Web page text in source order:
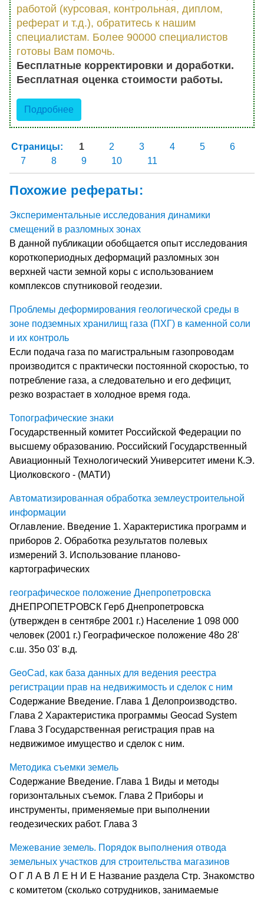
работой (курсовая, контрольная, диплом,
реферат и т.д.), обратитесь к нашим
специалистам. Более 90000 специалистов
готовы Вам помочь.
Бесплатные корректировки и доработки.
Бесплатная оценка стоимости работы.
Подробнее
Страницы: 1 2 3 4 5
6
7
8 9 10 11
Похожие рефераты:
Экспериментальные исследования динамики
смещений в разломных зонах
В данной публикации обобщается опыт исследования
короткопериодных деформаций разломных зон
верхней части земной коры с использованием
комплексов спутниковой геодезии.
Проблемы деформирования геологической среды в
зоне подземных хранилищ газа (ПХГ) в каменной соли
и их контроль
Если подача газа по магистральным газопроводам
производится с практически постоянной скоростью, то
потребление газа, а следовательно и его дефицит,
резко возрастает в холодное время года.
Топографические знаки
Государственный комитет Российской Федерации по
высшему образованию. Российский Государственный
Авиационный Технологический Университет имени К.Э.
Циолковского - (МАТИ)
Автоматизированная обработка землеустроительной
информации
Оглавление. Введение 1. Характеристика программ и
приборов 2. Обработка результатов полевых
измерений 3. Использование планово-
картографических
географическое положение Днепропетровска
ДНЕПРОПЕТРОВСК Герб Днепропетровска
(утвержден в сентябре 2001 г.) Население 1 098 000
человек (2001 г.) Географическое положение 48o 28'
с.ш. 35o 03' в.д.
GeoCad, как база данных для ведения реестра
регистрации прав на недвижимость и сделок с ним
Содержание Введение. Глава 1 Делопроизводство.
Глава 2 Характеристика программы Geocad System
Глава 3 Государственная регистрация прав на
недвижимое имущество и сделок с ним.
Методика съемки земель
Содержание Введение. Глава 1 Виды и методы
горизонтальных съемок. Глава 2 Приборы и
инструменты, применяемые при выполнении
геодезических работ. Глава 3
Межевание земель. Порядок выполнения отвода
земельных участков для строительства магазинов
О Г Л А В Л Е Н И Е Название раздела Стр. Знакомство
с комитетом (сколько сотрудников, занимаемые